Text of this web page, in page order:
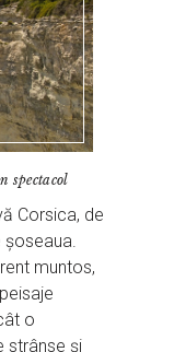
spectacol
Corsica, de
șoseaua.
muntos,
o
strânse și